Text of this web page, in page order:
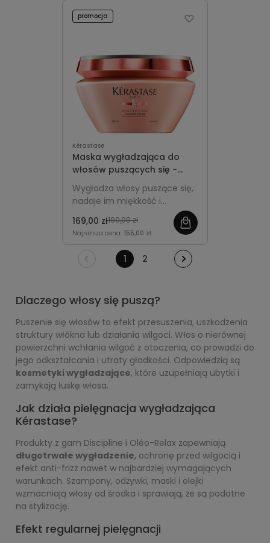
Kérastase
Maska wygładzająca do
włosów puszących się -
Kérastase Discipline 200ml
Wygładza włosy puszące się,
nadaje im miękkość i
puszenie oraz ułatwia
codzienną stylizację.
169,00 zł190,00 zł
Najniższa cena: 155,00 zł
promocja
1 2
Dlaczego włosy się puszą?
Puszenie się włosów to efekt przesuszenia, uszkodzenia
struktury włókna lub działania wilgoci. Włos o nierównej
powierzchni wchłania wilgoć z otoczenia, co prowadzi do
jego odkształcania i utraty gładkości. Odpowiedzią są
kosmetyki wygładzające, które uzupełniają ubytki i
zamykają łuskę włosa.
Jak działa pielęgnacja wygładzająca
Kérastase?
Produkty z gam Discipline i Oléo-Relax zapewniają
długotrwałe wygładzenie, ochronę przed wilgocią i
efekt anti-frizz nawet w najbardziej wymagających
warunkach. Szampony, odżywki, maski i olejki
wzmacniają włosy od środka i sprawiają, że są podatne
na stylizację.
Efekt regularnej pielęgnacji